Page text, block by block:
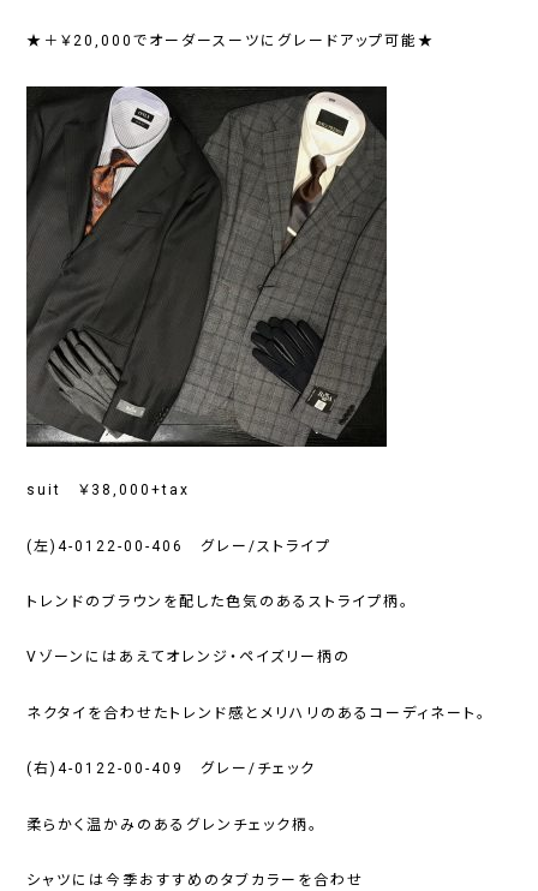
★＋￥20,000でオーダースーツにグレードアップ可能★
suit ￥38,000+tax
(左)4-0122-00-406 グレー/ストライプ
トレンドのブラウンを配した色気のあるストライプ柄。
Vゾーンにはあえてオレンジ・ペイズリー柄の
ネクタイを合わせたトレンド感とメリハリのあるコーディネート。
(右)4-0122-00-409 グレー/チェック
柔らかく温かみのあるグレンチェック柄。
シャツには今季おすすめのタブカラーを合わせ